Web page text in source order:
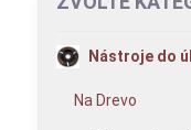
Nástroje do
Na Drevo